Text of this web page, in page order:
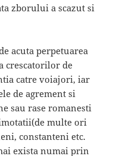
zborului a scazut si
acuta perpetuarea
crescatorilor de
catre voiajori, iar
de agrement si
sau rase romanesti
multe ori
constanteni etc.
exista numai prin